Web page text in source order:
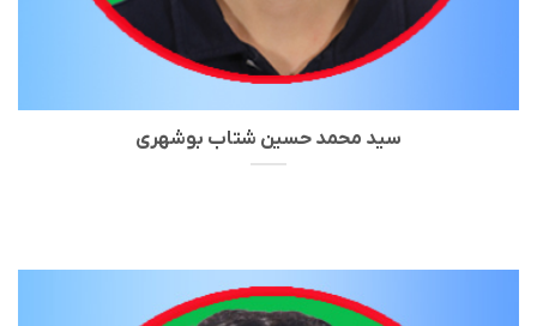
سید محمد حسین شتاب بوشهری